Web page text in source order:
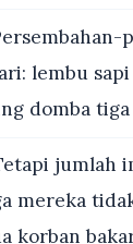
lembu
domba
jumlah
mereka
korban